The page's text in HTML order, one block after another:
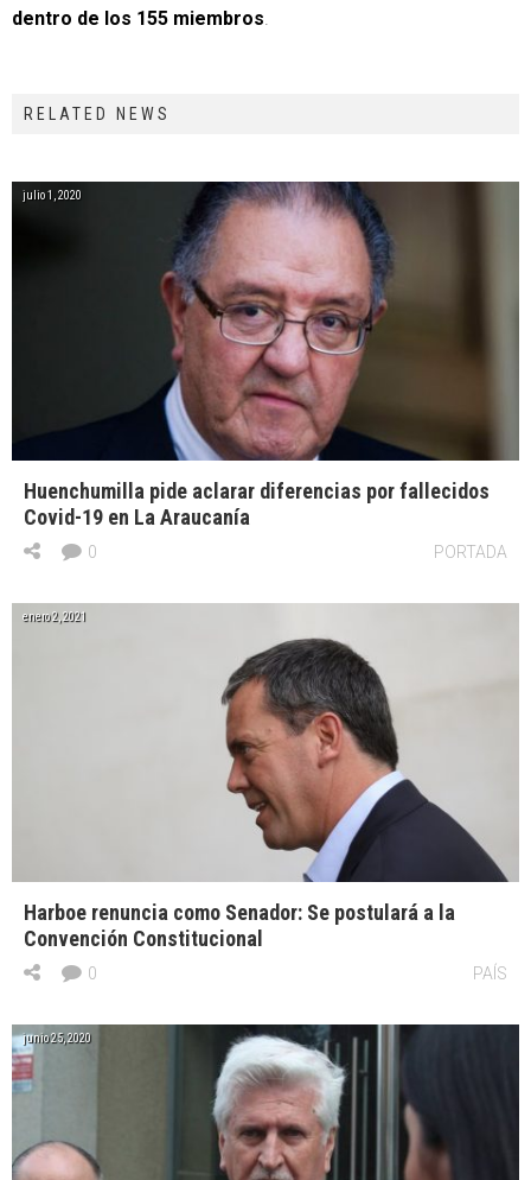
dentro de los 155 miembros
RELATED NEWS
julio 1, 2020
Huenchumilla pide aclarar diferencias por fallecidos
Covid-19 en La Araucanía
PORTADA
0
enero 2, 2021
Harboe renuncia como Senador: Se postulará a la
Convención Constitucional
PAÍS
0
junio 25, 2020